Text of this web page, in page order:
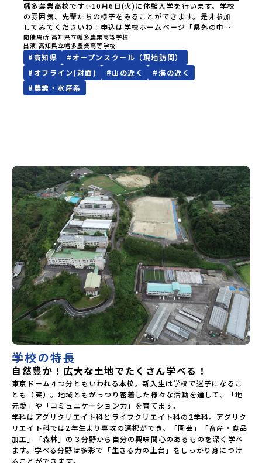
幡多農業高校です✨10月6日(火)に体験入学を行います。学校
の雰囲気、先輩たちの様子をみることができます。是非参加
してみてくださいね！申込は学校ホームページ「県外の中学
生へ」ページにある応募フォームより申込みください。※申
込締切⇨9月10日(木)たくさんのご応募お待ちしています😄そ
の他リンク◎はたのうインスタ
開催場所 高知県立幡多農業高等学校
出演 高知県立幡多農業高等学校
#高知県 #オープンスクール（現地訪問）
#オフライン(対面) #山の近く #海の近く
# 農業・水産系
学校の特長
自然豊か！広大な土地でたくさん学べる！
東京ドーム４つ分ともいわれる本校。新入生は学校で迷子になるこ
とも（笑）。地域ともがっつり密着した様々な活動を通して、「地
元愛」や「コミュニケーション力」を育てます。
学科はアグリクリエイト科とライフクリエイト科の2学科。アグリク
リエイト科では2年生より専攻の選択ができ、「園芸」「畜産・食品
加工」「森林」の３分野から自分の興味関心のあるものを深く学べ
ます。学べる分野は多彩で「生きる力の土台」をしっかり身につけ
ることができます。